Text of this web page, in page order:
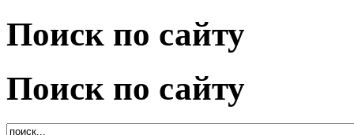
Поиск по сайту
Поиск по сайту